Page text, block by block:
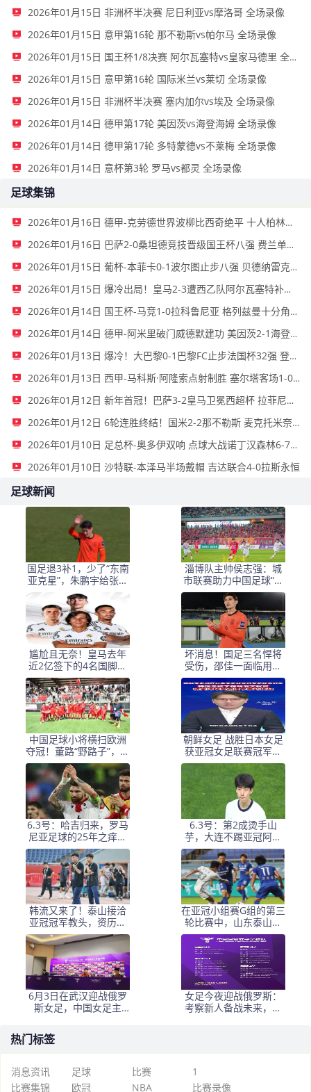
2026年01月15日 非洲杯半决赛 尼日利亚vs摩洛哥 全场录像
2026年01月15日 意甲第16轮 那不勒斯vs帕尔马 全场录像
2026年01月15日 国王杯1/8决赛 阿尔瓦塞特vs皇家马德里 全场录像
2026年01月15日 意甲第16轮 国际米兰vs莱切 全场录像
2026年01月15日 非洲杯半决赛 塞内加尔vs埃及 全场录像
2026年01月14日 德甲第17轮 美因茨vs海登海姆 全场录像
2026年01月14日 德甲第17轮 多特蒙德vs不莱梅 全场录像
2026年01月14日 意杯第3轮 罗马vs都灵 全场录像
足球集锦
2026年01月16日 德甲-克劳德世界波柳比西奇绝平 十人柏林联合1-1奥格斯堡
2026年01月16日 巴萨2-0桑坦德竞技晋级国王杯八强 费兰单刀球破门亚马尔建功
2026年01月15日 葡杯-本菲卡0-1波尔图止步八强 贝德纳雷克制胜帕夫利季斯失良机
2026年01月15日 爆冷出局！皇马2-3遭西乙队阿尔瓦塞特补时绝杀 无缘国王杯8强
2026年01月14日 国王杯-马竞1-0拉科鲁尼亚 格列兹曼十分角任意球破门+远射中横梁
2026年01月14日 德甲-阿米里破门威德默建功 美因茨2-1海登海姆
2026年01月13日 爆冷！大巴黎0-1巴黎FC止步法国杯32强 登贝莱失单刀埃梅里中框
2026年01月13日 西甲-马科斯·阿隆索点射制胜 塞尔塔客场1-0塞维利亚
2026年01月12日 新年首冠！巴萨3-2皇马卫冕西超杯 拉菲尼亚双响维尼修斯一条龙
2026年01月12日 6轮连胜终结！国米2-2那不勒斯 麦克托米奈双响恰20点射孔蒂染红
2026年01月10日 足总杯-奥多伊双响 点球大战诺丁汉森林6-7雷克瑟姆
2026年01月10日 沙特联-本泽马半场戴帽 吉达联合4-0拉斯永恒
足球新闻
国足退3补1，少了“东南
亚克星”，朱鹏宇给张玉
宁当替补 防线不稳
淄博队主帅侯志强：城
市联赛助力中国足球“基
础建设”｜专访
尴尬且无奈！皇马去年
近2亿签下的4名国脚新
援，今夏均无缘世界杯
坏消息！国足三名悍将
受伤，邵佳一面临用人
荒，武磊也难出场
中国足球小将横扫欧洲
夺冠！董路“野路子”，撕
开了谁的遮羞布？
朝鲜女足 战胜日本女足
获亚冠女足联赛冠军李
在明 发文祝贺
6.3号：哈吉归来，罗马
尼亚足球的25年之痒能
解么？
6.3号：第2成烫手山
芋，大连不踢亚冠阿奇
+马莱莱没必要换练好新
星更重要
韩流又来了！泰山接洽
亚冠冠军教头，资历与
名气全面压过徐正源
在亚冠小组赛G组的第三
轮比赛中，山东泰山客
场挑战韩国球队仁
6月3日在武汉迎战俄罗
斯女足，中国女足主
女足今夜迎战俄罗斯：
考察新人备战未来，古
热门标签
消息资讯 足球 比赛
1
比赛集锦
欧冠 NBA 比赛录像